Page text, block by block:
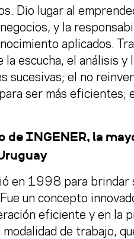
Dio lugar al
y la
aplicados.
la escucha, el análisis
sucesivas; el no
para ser más
de INGENER, la
en 1998 para
un concepto
eficiente y en la
modalidad de trabajo,